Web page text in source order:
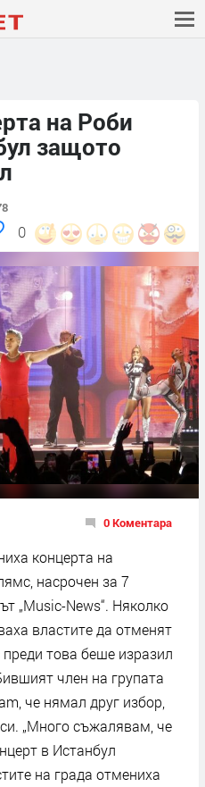
на Роби
защото
0
0 Коментара
концерта на
насрочен за 7
„Music-News“. Няколко
властите да отменят
това беше изразил
член на групата
че нямал друг избор,
„Много съжалявам, че
в Истанбул
на града отмениха